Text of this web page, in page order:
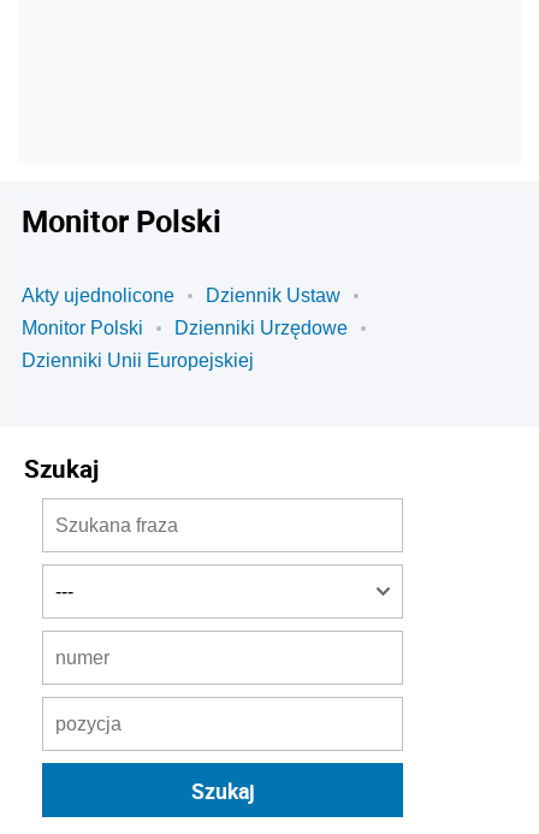
Monitor Polski
Akty ujednolicone
Dziennik Ustaw
Monitor Polski
Dzienniki Urzędowe
Dzienniki Unii Europejskiej
Szukaj